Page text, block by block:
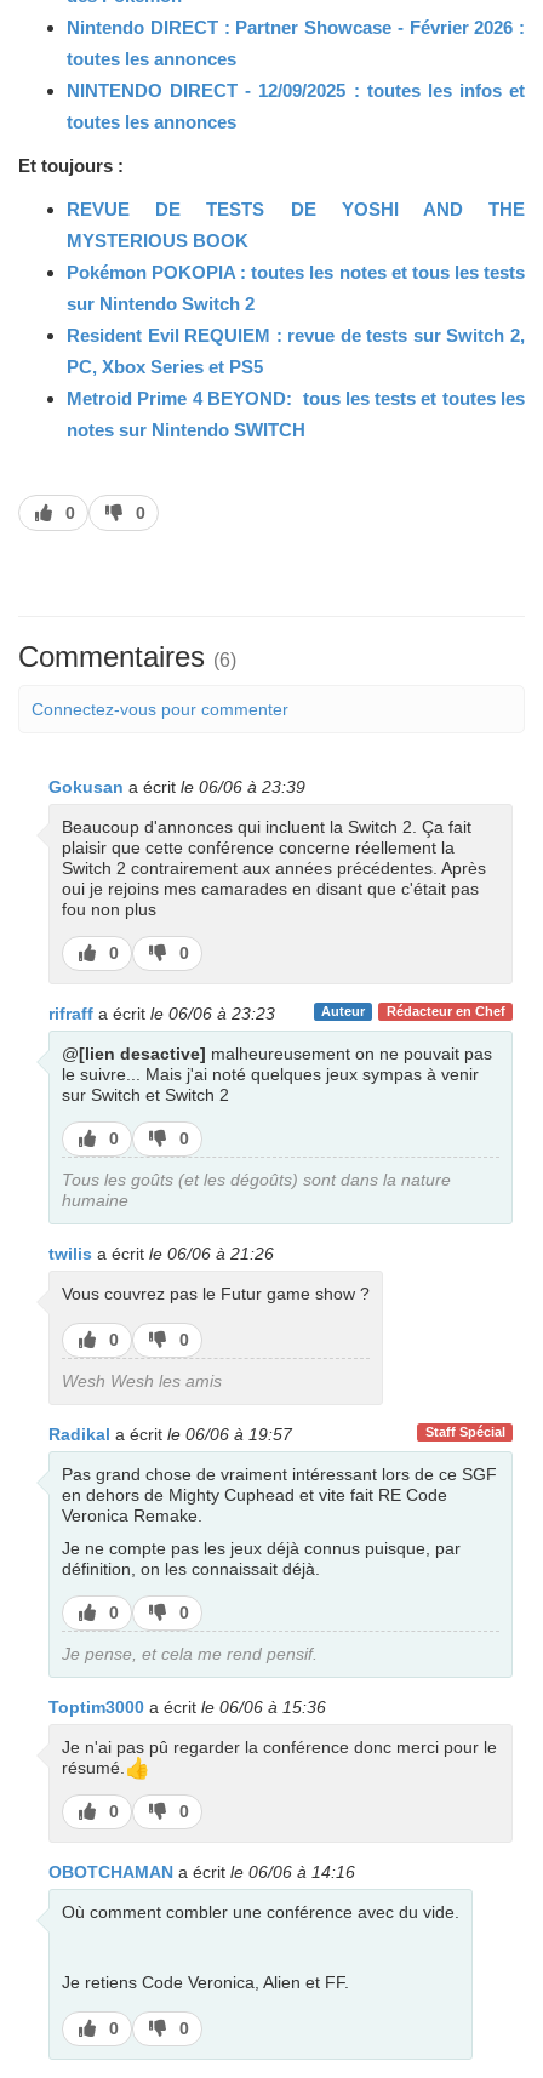
Nintendo DIRECT : Partner Showcase - Février 2026 :
toutes les annonces
NINTENDO DIRECT - 12/09/2025 : toutes les infos et
toutes les annonces
Et toujours :
REVUE DE TESTS DE YOSHI AND THE
MYSTERIOUS BOOK
Pokémon POKOPIA : toutes les notes et tous les tests
sur Nintendo Switch 2
Resident Evil REQUIEM : revue de tests sur Switch 2,
PC, Xbox Series et PS5
Metroid Prime 4 BEYOND: tous les tests et toutes les
notes sur Nintendo SWITCH
J’aime
0
J’aime
pas
0
Commentaires (6)
Connectez-vous pour commenter
Gokusan a écrit le 06/06 à 23:39
Beaucoup d'annonces qui incluent la Switch 2. Ça fait
plaisir que cette conférence concerne réellement la
Switch 2 contrairement aux années précédentes. Après
oui je rejoins mes camarades en disant que c'était pas
fou non plus
J’aime
0
J’aime
pas
0
Rédacteur en Chef
Auteur
rifraff a écrit le 06/06 à 23:23
@[lien desactive] malheureusement on ne pouvait pas
le suivre... Mais j'ai noté quelques jeux sympas à venir
sur Switch et Switch 2
J’aime
0
J’aime
pas
0
Tous les goûts (et les dégoûts) sont dans la nature
humaine
twilis a écrit le 06/06 à 21:26
Vous couvrez pas le Futur game show ?
J’aime
0
J’aime
pas
0
Wesh Wesh les amis
Staff Spécial
Radikal a écrit le 06/06 à 19:57
Pas grand chose de vraiment intéressant lors de ce SGF
en dehors de Mighty Cuphead et vite fait RE Code
Veronica Remake.
Je ne compte pas les jeux déjà connus puisque, par
définition, on les connaissait déjà.
J’aime
0
J’aime
pas
0
Je pense, et cela me rend pensif.
Toptim3000 a écrit le 06/06 à 15:36
Je n'ai pas pû regarder la conférence donc merci pour le
résumé. 👍
J’aime
0
J’aime
pas
0
OBOTCHAMAN a écrit le 06/06 à 14:16
Où comment combler une conférence avec du vide.
Je retiens Code Veronica, Alien et FF.
J’aime
0
J’aime
pas
0